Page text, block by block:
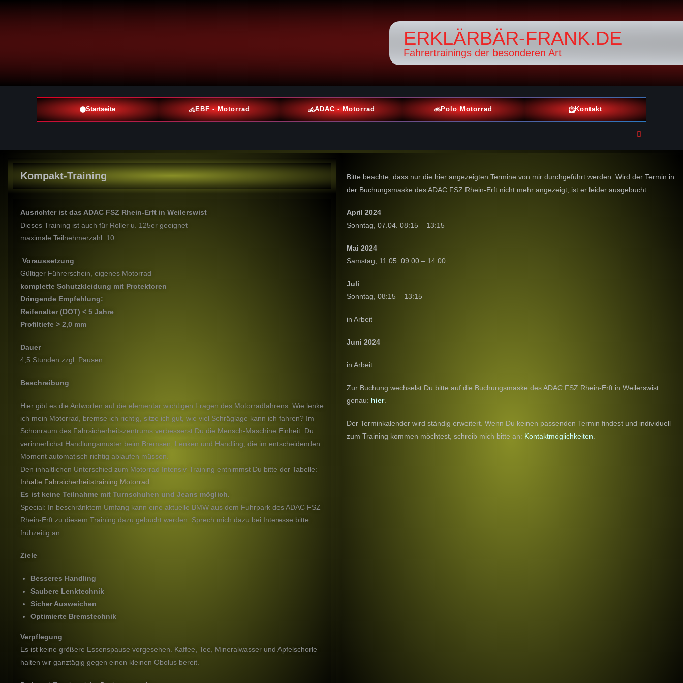
ERKLÄRBÄR-FRANK.DE
Fahrertrainings der besonderen Art
Startseite EBF - Motorrad ADAC - Motorrad Polo Motorrad Kontakt
Kompakt-Training
Ausrichter ist das ADAC FSZ Rhein-Erft in Weilerswist
Dieses Training ist auch für Roller u. 125er geeignet
maximale Teilnehmerzahl: 10
Voraussetzung
Gültiger Führerschein, eigenes Motorrad
komplette Schutzkleidung mit Protektoren
Dringende Empfehlung:
Reifenalter (DOT) < 5 Jahre
Profiltiefe > 2,0 mm
Dauer
4,5 Stunden zzgl. Pausen
Beschreibung
Hier gibt es die Antworten auf die elementar wichtigen Fragen des Motorradfahrens: Wie lenke
ich mein Motorrad, bremse ich richtig, sitze ich gut, wie viel Schräglage kann ich fahren? Im
Schonraum des Fahrsicherheitszentrums verbesserst Du die Mensch-Maschine Einheit. Du
verinnerlichst Handlungsmuster beim Bremsen, Lenken und Handling, die im entscheidenden
Moment automatisch richtig ablaufen müssen.
Den inhaltlichen Unterschied zum Motorrad Intensiv-Training entnimmst Du bitte der Tabelle:
Inhalte Fahrsicherheitstraining Motorrad
Es ist keine Teilnahme mit Turnschuhen und Jeans möglich.
Special: In beschränktem Umfang kann eine aktuelle BMW aus dem Fuhrpark des ADAC FSZ
Rhein-Erft zu diesem Training dazu gebucht werden. Sprech mich dazu bei Interesse bitte
frühzeitig an.
Ziele
Besseres Handling
Saubere Lenktechnik
Sicher Ausweichen
Optimierte Bremstechnik
Verpflegung
Es ist keine größere Essenspause vorgesehen. Kaffee, Tee, Mineralwasser und Apfelschorle
halten wir ganztägig gegen einen kleinen Obolus bereit.
Bitte beachte, dass nur die hier angezeigten Termine von mir durchgeführt werden. Wird der Termin in
der Buchungsmaske des ADAC FSZ Rhein-Erft nicht mehr angezeigt, ist er leider ausgebucht.
April 2024
Sonntag, 07.04. 08:15 – 13:15
Mai 2024
Samstag, 11.05. 09:00 – 14:00
Juli
Sonntag, 08:15 – 13:15
in Arbeit
Juni 2024
in Arbeit
Zur Buchung wechselst Du bitte auf die Buchungsmaske des ADAC FSZ Rhein-Erft in Weilerswist
genau: hier.
Der Terminkalender wird ständig erweitert. Wenn Du keinen passenden Termin findest und individuell
zum Training kommen möchtest, schreib mich bitte an: Kontaktmöglichkeiten